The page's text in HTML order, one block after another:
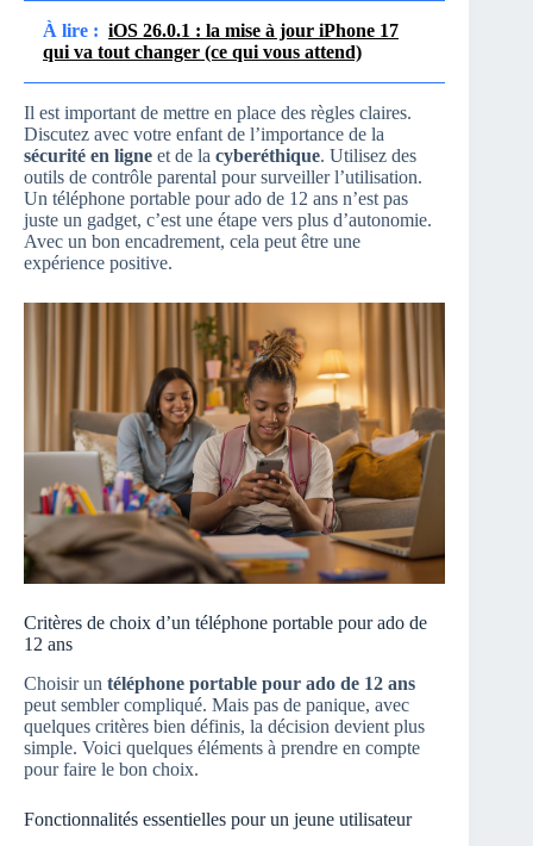
À lire : iOS 26.0.1 : la mise à jour iPhone 17
qui va tout changer (ce qui vous attend)
Il est important de mettre en place des règles claires.
Discutez avec votre enfant de l’importance de la
sécurité en ligne et de la cyberéthique. Utilisez des
outils de contrôle parental pour surveiller l’utilisation.
Un téléphone portable pour ado de 12 ans n’est pas
juste un gadget, c’est une étape vers plus d’autonomie.
Avec un bon encadrement, cela peut être une
expérience positive.
Critères de choix d’un téléphone portable pour ado de
12 ans
Choisir un téléphone portable pour ado de 12 ans
peut sembler compliqué. Mais pas de panique, avec
quelques critères bien définis, la décision devient plus
simple. Voici quelques éléments à prendre en compte
pour faire le bon choix.
Fonctionnalités essentielles pour un jeune utilisateur